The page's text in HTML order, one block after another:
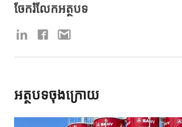
ចែករំលែកអត្ថបទ
អត្ថបទចុងក្រោយ